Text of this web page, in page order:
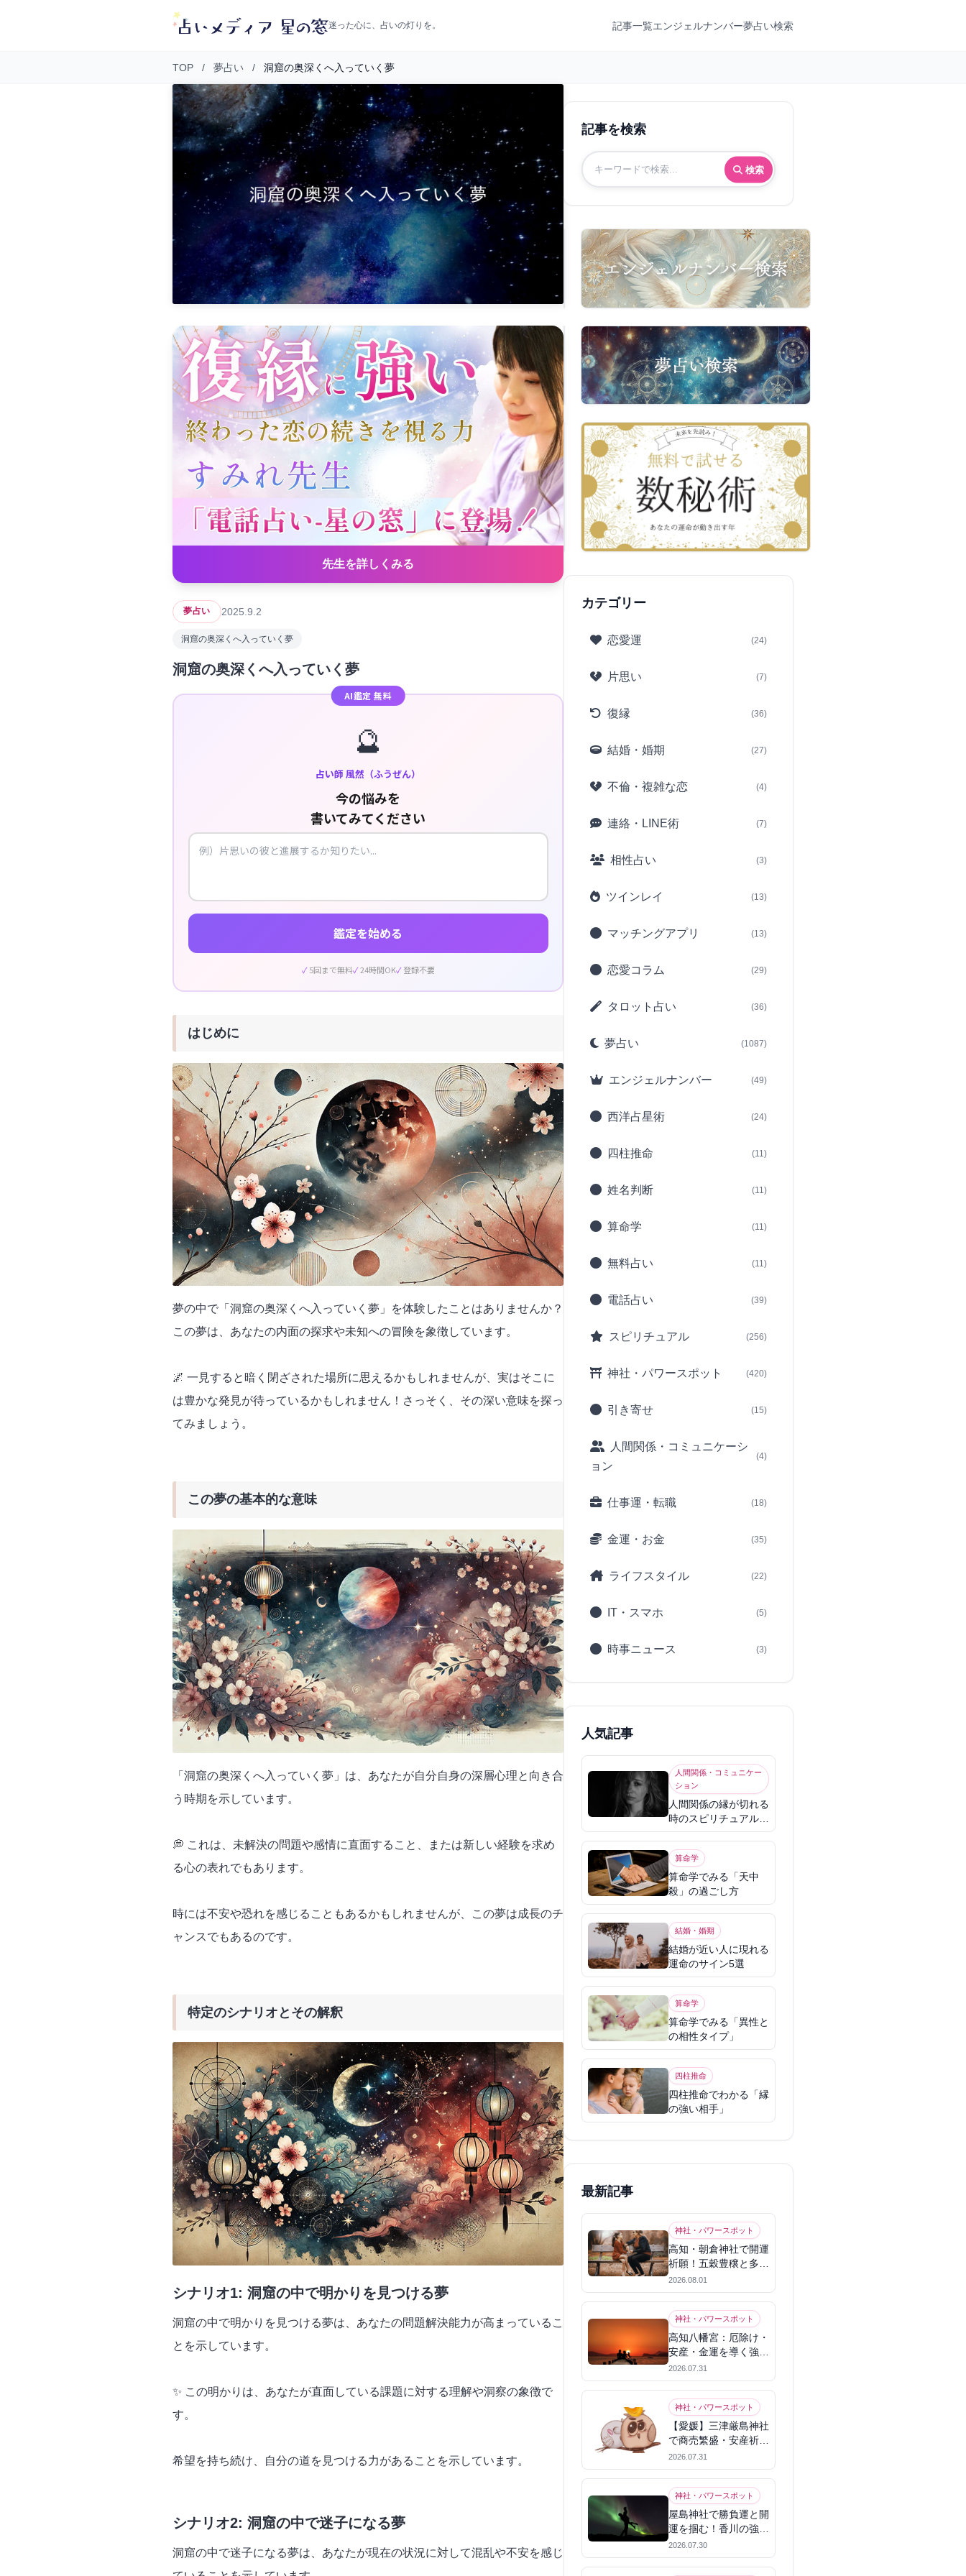
迷った心に、占いの灯りを。 記事一覧エンジェルナンバー夢占い検索
TOP / 夢占い / 洞窟の奥深くへ入っていく夢
先生を詳しくみる
夢占い 2025.9.2
洞窟の奥深くへ入っていく夢
洞窟の奥深くへ入っていく夢
AI鑑定 無料
🔮
占い師 風然（ふうぜん）
今の悩みを
書いてみてください
鑑定を始める
5回まで無料 24時間OK 登録不要
はじめに
夢の中で「洞窟の奥深くへ入っていく夢」を体験したことはありませんか？
この夢は、あなたの内面の探求や未知への冒険を象徴しています。
🌌 一見すると暗く閉ざされた場所に思えるかもしれませんが、実はそこに
は豊かな発見が待っているかもしれません！さっそく、その深い意味を探っ
てみましょう。
この夢の基本的な意味
「洞窟の奥深くへ入っていく夢」は、あなたが自分自身の深層心理と向き合
う時期を示しています。
💭 これは、未解決の問題や感情に直面すること、または新しい経験を求め
る心の表れでもあります。
時には不安や恐れを感じることもあるかもしれませんが、この夢は成長のチ
ャンスでもあるのです。
特定のシナリオとその解釈
シナリオ1: 洞窟の中で明かりを見つける夢
洞窟の中で明かりを見つける夢は、あなたの問題解決能力が高まっているこ
とを示しています。
✨ この明かりは、あなたが直面している課題に対する理解や洞察の象徴で
す。
希望を持ち続け、自分の道を見つける力があることを示しています。
シナリオ2: 洞窟の中で迷子になる夢
洞窟の中で迷子になる夢は、あなたが現在の状況に対して混乱や不安を感じ
記事を検索
検索
カテゴリー
恋愛運 (24)
片思い (7)
復縁 (36)
結婚・婚期 (27)
不倫・複雑な恋 (4)
連絡・LINE術 (7)
相性占い (3)
ツインレイ (13)
マッチングアプリ (13)
恋愛コラム (29)
タロット占い (36)
夢占い (1087)
エンジェルナンバー (49)
西洋占星術 (24)
四柱推命 (11)
姓名判断 (11)
算命学 (11)
無料占い (11)
電話占い (39)
スピリチュアル (256)
神社・パワースポット (420)
引き寄せ (15)
人間関係・コミュニケーシ
ョン
(4)
仕事運・転職 (18)
金運・お金 (35)
ライフスタイル (22)
IT・スマホ (5)
時事ニュース (3)
人気記事
人間関係・コミュニケー
ション
人間関係の縁が切れる
時のスピリチュアル意
味
算命学
算命学でみる「天中
殺」の過ごし方
結婚・婚期
結婚が近い人に現れる
運命のサイン5選
算命学
算命学でみる「異性と
の相性タイプ」
四柱推命
四柱推命でわかる「縁
の強い相手」
最新記事
神社・パワースポット
高知・朝倉神社で開運
祈願！五穀豊穣と多幸
を呼ぶパワースポット
2026.08.01
神社・パワースポット
高知八幡宮：厄除け・
安産・金運を導く強力
パワースポット
2026.07.31
神社・パワースポット
【愛媛】三津厳島神社
で商売繁盛・安産祈
願！宗像三女神のパワ
ーを授かる
2026.07.31
神社・パワースポット
屋島神社で勝負運と開
運を掴む！香川の強力
パワースポット
2026.07.30